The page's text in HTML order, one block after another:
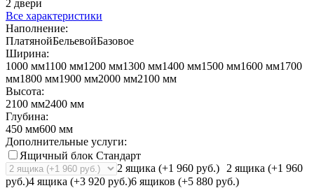
2 двери
Все характеристики
Наполнение:
ПлатянойБельевойБазовое
Ширина:
1000 мм1100 мм1200 мм1300 мм1400 мм1500 мм1600 мм1700
мм1800 мм1900 мм2000 мм2100 мм
Высота:
2100 мм2400 мм
Глубина:
450 мм600 мм
Дополнительные услуги:
Ящичный блок Стандарт
2 ящика (+1 960 руб.)
2 ящика (+1 960
руб.)4 ящика (+3 920 руб.)6 ящиков (+5 880 руб.)